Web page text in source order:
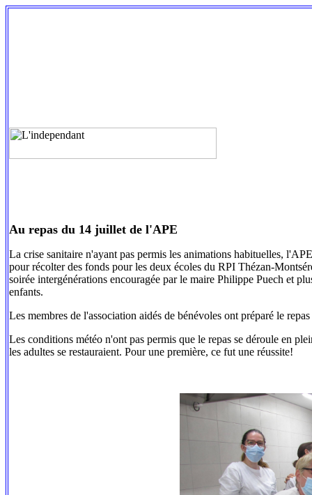
Au repas du 14 juillet de l'APE
La crise sanitaire n'ayant pas permis les animations habituelles,
pour récolter des fonds pour les deux écoles du RPI Thézan-
soirée intergénérations encouragée par le maire Philippe Puech et
enfants.
Les membres de l'association aidés de bénévoles ont préparé le
Les conditions météo n'ont pas permis que le repas se déroule en
les adultes se restauraient. Pour une première, ce fut une réussite!